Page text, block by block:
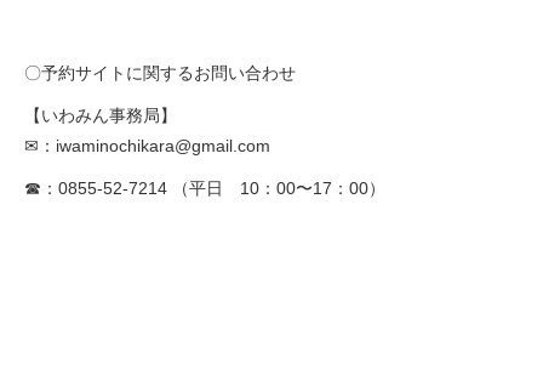
〇予約サイトに関するお問い合わせ
【いわみん事務局】
✉ ： iwaminochikara@gmail.com
☎：0855-52-7214 （平日 10：00〜17：00）